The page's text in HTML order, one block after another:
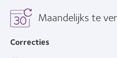
Maandelijks te
Correcties